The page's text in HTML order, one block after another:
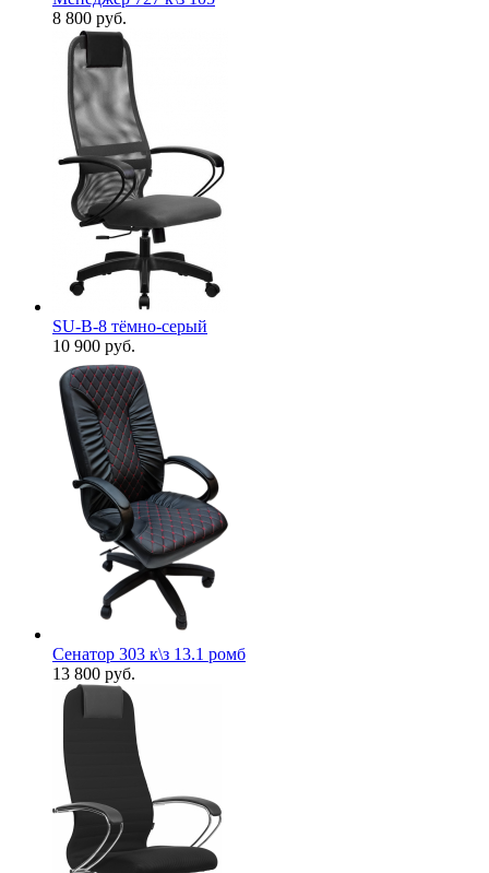
8 800 руб.
SU-B-8 тёмно-серый
10 900 руб.
Сенатор 303 к\з 13.1 ромб
13 800 руб.